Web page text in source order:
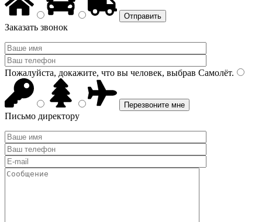
Заказать звонок
Пожалуйста, докажите, что вы человек, выбрав Самолёт.
Письмо директору